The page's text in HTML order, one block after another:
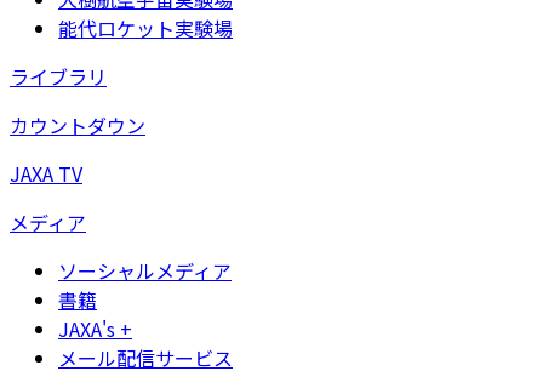
能代ロケット実験場
ライブラリ
カウントダウン
JAXA TV
メディア
ソーシャルメディア
書籍
JAXA's +
メール配信サービス